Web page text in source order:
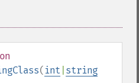
( int string